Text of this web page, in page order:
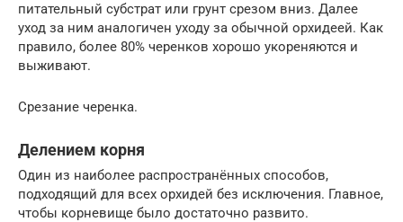
питательный субстрат или грунт срезом вниз. Далее
уход за ним аналогичен уходу за обычной орхидеей. Как
правило, более 80% черенков хорошо укореняются и
выживают.
Срезание черенка.
Делением корня
Один из наиболее распространённых способов,
подходящий для всех орхидей без исключения. Главное,
чтобы корневище было достаточно развито.